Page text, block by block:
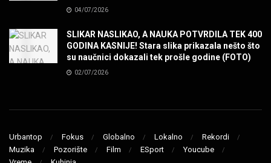
MUZIKA
MAD MAD DRUMMER!
MUZIKA
04/07/2026
SLIKAR NASLIKAO, A NAUKA POTVRDILA TEK 400
GODINA KASNIJE! Stara slika prikazala nešto što
su naučnici dokazali tek prošle godine (FOTO)
02/07/2026
Urbantop Fokus Globalno Lokalno
Rekordi
Muzika
Pozorište Film ESport
Youcube